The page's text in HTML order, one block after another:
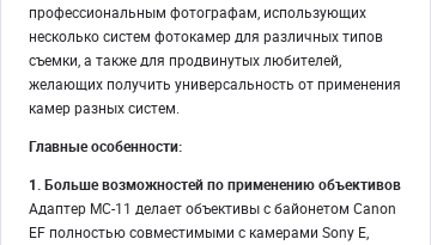
профессиональным фотографам, использующих
несколько систем фотокамер для различных типов
съемки, а также для продвинутых любителей,
желающих получить универсальность от применения
камер разных систем.
Главные особенности:
1. Больше возможностей по применению объективов
Адаптер MC-11 делает объективы с байонетом Canon
EF полностью совместимыми с камерами Sony E,